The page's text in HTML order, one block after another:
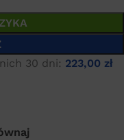
30 dni: 223,00 zł